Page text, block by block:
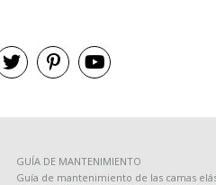
GUÍA DE MANTENIMIENTO
Guía de mantenimiento de las camas